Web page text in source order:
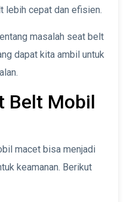
lebih cepat dan efisien.
masalah seat belt
dapat kita ambil untuk
Belt Mobil
macet bisa menjadi
keamanan. Berikut